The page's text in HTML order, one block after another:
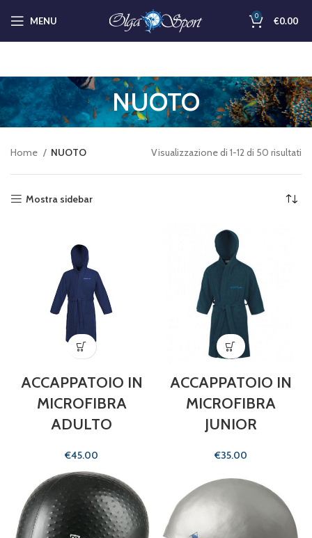
MENU 0 €0.00
NUOTO
Home NUOTO Visualizzazione di 1-12 di 50 risultati
Mostra sidebar
ACCAPPATOIO IN
MICROFIBRA
ADULTO
€
ACCAPPATOIO IN
MICROFIBRA
JUNIOR
€